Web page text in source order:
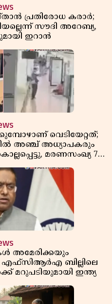
പ്രതിരോധ കരാർ;
സൗദി അറേബ്യ,
ഇറാൻ
വെടിയേറ്റത്;
അഞ്ച് അധ്യാപകരും
മരണസംഖ്യ 7;
അമേരിക്കയും
എഫ്സിആർഎ ബില്ലിലെ
മറുപടിയുമായി ഇന്ത്യ